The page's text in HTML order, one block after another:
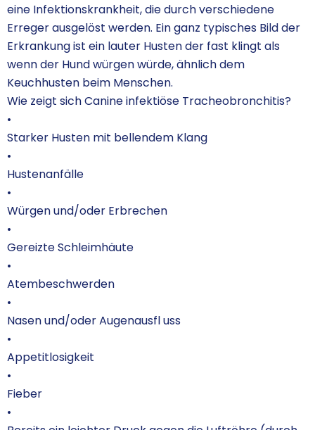
eine Infektionskrankheit, die durch verschiedene
Erreger ausgelöst werden. Ein ganz typisches Bild der
Erkrankung ist ein lauter Husten der fast klingt als
wenn der Hund würgen würde, ähnlich dem
Keuchhusten beim Menschen.
Wie zeigt sich Canine infektiöse Tracheobronchitis?
•
Starker Husten mit bellendem Klang
•
Hustenanfälle
•
Würgen und/oder Erbrechen
•
Gereizte Schleimhäute
•
Atembeschwerden
•
Nasen und/oder Augenausfl uss
•
Appetitlosigkeit
•
Fieber
•